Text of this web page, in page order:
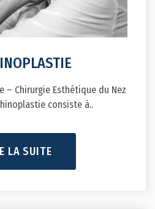
– Chirurgie Esthétique du Nez
consiste à..
LA SUITE